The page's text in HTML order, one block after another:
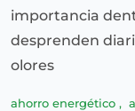
importancia
desprenden
olores
ahorro energético ,